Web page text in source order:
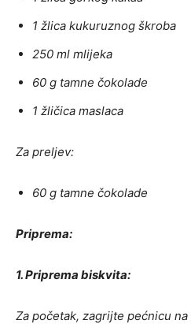
1 žlica kukuruznog škroba
250 ml mlijeka
60 g tamne čokolade
1 žličica maslaca
Za preljev:
60 g tamne čokolade
Priprema:
1. Priprema biskvita:
Za početak, zagrijte pećnicu na